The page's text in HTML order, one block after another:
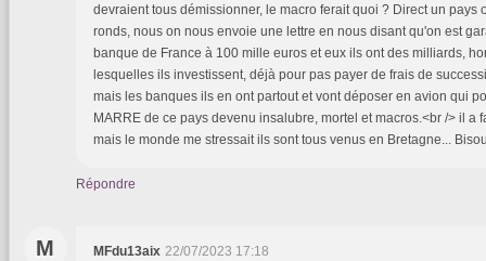
devraient tous démissionner, le macro ferait quoi ? Direct un pays
ronds, nous on nous envoie une lettre en nous disant qu'on est
banque de France à 100 mille euros et eux ils ont des milliards,
lesquelles ils investissent, déjà pour pas payer de frais de
mais les banques ils en ont partout et vont déposer en avion qui
MARRE de ce pays devenu insalubre, mortel et macros.<br /> il a
mais le monde me stressait ils sont tous venus en Bretagne...
Répondre
M MFdu13aix 22/07/2023 17:18